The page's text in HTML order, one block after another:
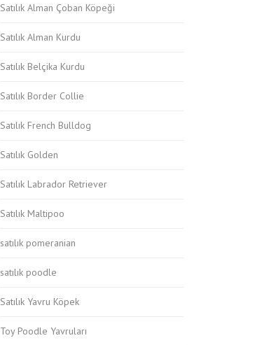
Satılık Alman Çoban Köpeği
Satılık Alman Kurdu
Satılık Belçika Kurdu
Satılık Border Collie
Satılık French Bulldog
Satılık Golden
Satılık Labrador Retriever
Satılık Maltipoo
satılık pomeranian
satılık poodle
Satılık Yavru Köpek
Toy Poodle Yavruları